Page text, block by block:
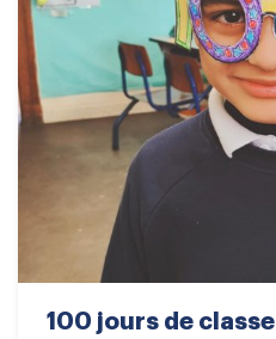
100 jours de classe